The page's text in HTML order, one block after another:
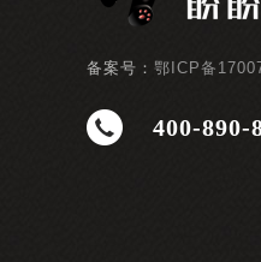
备案号： 鄂ICP备
400-890-